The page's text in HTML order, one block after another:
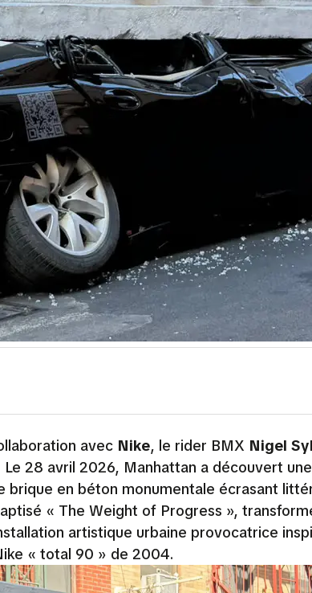
avec Nike, le rider BMX Nigel
Le 28 avril 2026, Manhattan a découvert
brique en béton monumentale écrasant
« The Weight of Progress »,
artistique urbaine provocatrice
« total 90 » de 2004.